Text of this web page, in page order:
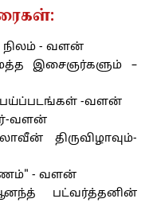
நிலம் - வளன்
இசைஞர்களும் –
-வளன்
வளன்
திருவிழாவும்-
- வளன்
பட்வர்த்தனின்